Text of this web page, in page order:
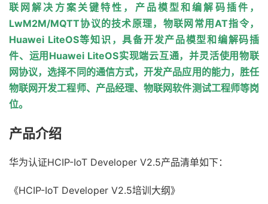
联网解决方案关键特性，产品模型和编解码插件，
LwM2M/MQTT协议的技术原理，物联网常用AT指令，
Huawei LiteOS等知识，具备开发产品模型和编解码插
件、运用Huawei LiteOS实现端云互通，并灵活使用物联
网协议，选择不同的通信方式，开发产品应用的能力，胜任
物联网开发工程师、产品经理、物联网软件测试工程师等岗
位。
产品介绍
华为认证HCIP-IoT Developer V2.5产品清单如下：
《HCIP-IoT Developer V2.5培训大纲》